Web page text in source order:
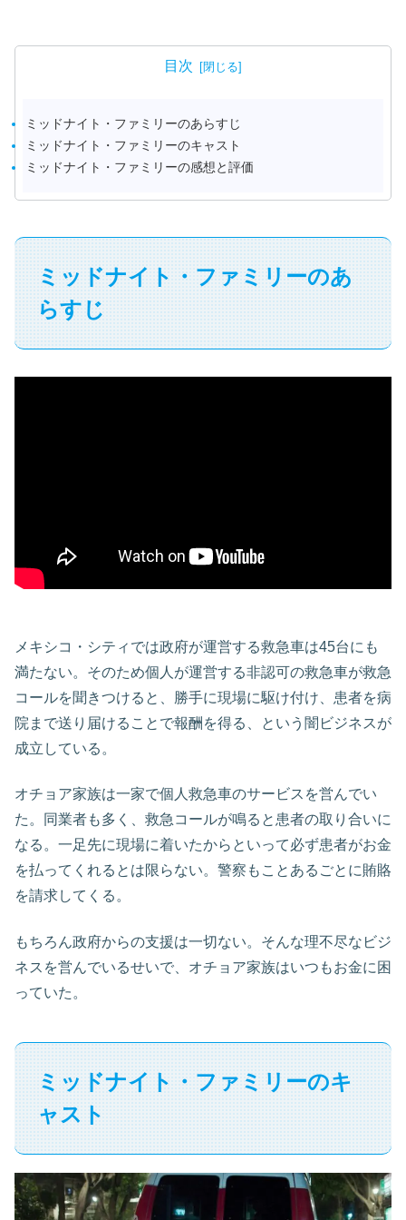
目次
ミッドナイト・ファミリーのあらすじ
ミッドナイト・ファミリーのキャスト
ミッドナイト・ファミリーの感想と評価
ミッドナイト・ファミリーのあ
らすじ
メキシコ・シティでは政府が運営する救急車は45台にも
満たない。そのため個人が運営する非認可の救急車が救急
コールを聞きつけると、勝手に現場に駆け付け、患者を病
院まで送り届けることで報酬を得る、という闇ビジネスが
成立している。
オチョア家族は一家で個人救急車のサービスを営んでい
た。同業者も多く、救急コールが鳴ると患者の取り合いに
なる。一足先に現場に着いたからといって必ず患者がお金
を払ってくれるとは限らない。警察もことあるごとに賄賂
を請求してくる。
もちろん政府からの支援は一切ない。そんな理不尽なビジ
ネスを営んでいるせいで、オチョア家族はいつもお金に困
っていた。
ミッドナイト・ファミリーのキ
ャスト